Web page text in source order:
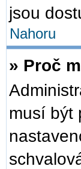
jsou
Nahoru
» Proč
musí být